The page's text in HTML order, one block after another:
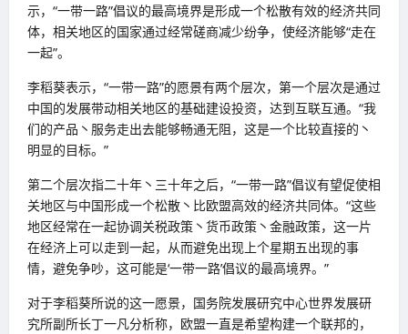
示，“一带一路”倡议的最高境界是形成一个松散有效的经济共同
体，相关地区的国家通过经常磋商减少纷争，使经济能够“走在
一起”。
李稻葵表示，“一带一路”的愿景有两个层次，第一个层次是通过
中国的发展带动相关地区的基础建设投资，达到互联互通。“我
们的产品丶服务走出去能够畅通无阻，这是一个比较直接的丶
明显的目标。”
第二个层次指二十年丶三十年之后，“一带一路”倡议有望促使相
关地区与中国形成一个松散丶比欧盟高效的经济共同体。“这些
地区经常在一起协调关税政策丶货币政策丶金融政策，这一片
在经济上可以走到一起，从而避免出现上个星期五出现的事
情，避免争吵，这可能是‘一带一路’倡议的最高境界。”
对于李稻葵所说的这一愿景，国务院发展研究中心世界发展研
究所副所长丁一凡分析称，欧盟一直是希望构建一个联邦的，